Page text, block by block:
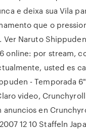
e deixa sua Vila
que o
Ver Naruto
online: por stream,
usted es
- Temporada
video,
en
12 10 Staffeln